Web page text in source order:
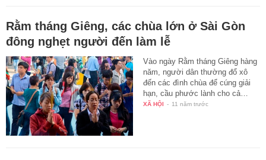
Rằm tháng Giêng, các chùa lớn ở Sài Gòn
đông nghẹt người đến làm lễ
Vào ngày Rằm tháng Giêng hàng
năm, người dân thường đổ xô
đến các đình chùa để cúng giải
hạn, cầu phước lành cho cả…
XÃ HỘI - 11 năm trước